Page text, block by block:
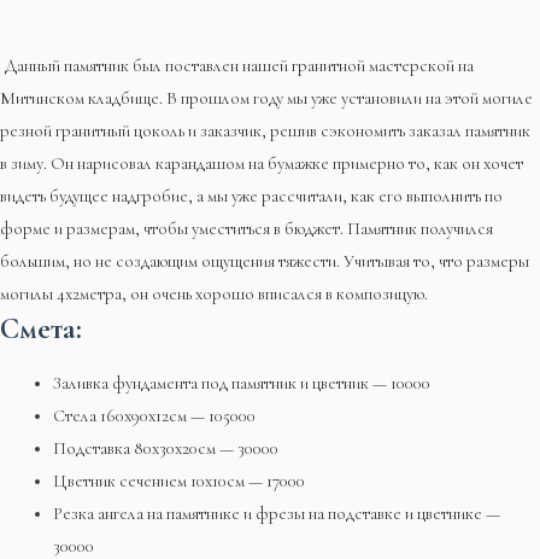
Данный памятник был поставлен нашей гранитной мастерской на
Митинском кладбище. В прошлом году мы уже установили на этой могиле
резной гранитный цоколь и заказчик, решив сэкономить заказал памятник
в зиму. Он нарисовал карандашом на бумажке примерно то, как он хочет
видеть будущее надгробие, а мы уже рассчитали, как его выполнить по
форме и размерам, чтобы уместиться в бюджет. Памятник получился
большим, но не создающим ощущения тяжести. Учитывая то, что размеры
могилы 4х2метра, он очень хорошо вписался в композицую.
Смета:
Заливка фундамента под памятник и цветник — 10000
Стела 160х90х12см — 105000
Подставка 80х30х20см — 30000
Цветник сечением 10х10см — 17000
Резка ангела на памятнике и фрезы на подставке и цветнике —
30000